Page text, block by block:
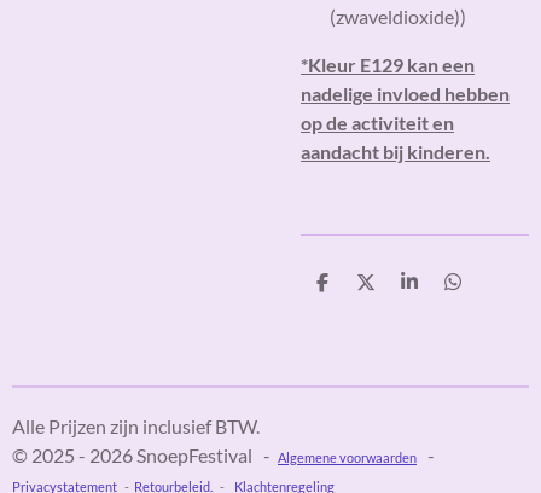
(zwaveldioxide))
*Kleur E129 kan een
nadelige invloed hebben
op de activiteit en
aandacht bij kinderen.
D
D
S
D
Alle Prijzen zijn inclusief BTW.
© 2025 - 2026 SnoepFestival - Algemene voorwaarden -
Privacystatement - Retourbeleid. - Klachtenregeling